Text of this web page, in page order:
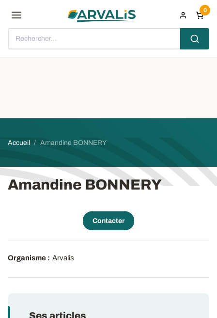
Rechercher...
0
Fil d'Ariane
Accueil Amandine BONNERY
Amandine BONNERY
Contacter
Organisme : Arvalis
Ses articles